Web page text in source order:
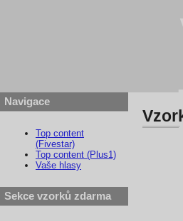
Navigace
Top content
(Fivestar)
Top content (Plus1)
Vaše hlasy
Sekce vzorků zdarma